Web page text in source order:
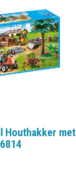
Houthakker met